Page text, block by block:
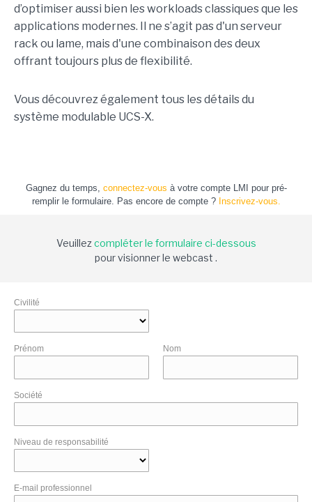
d’optimiser aussi bien les workloads classiques que les
applications modernes. Il ne s’agit pas d'un serveur
rack ou lame, mais d'une combinaison des deux
offrant toujours plus de flexibilité.
Vous découvrez également tous les détails du
système modulable UCS-X.
Gagnez du temps, connectez-vous à votre compte LMI pour pré-
remplir le formulaire. Pas encore de compte ? Inscrivez-vous.
Veuillezcompléter le formulaire ci-dessous
pour visionner le webcast .
Civilité
Prénom Nom
Société
Niveau de responsabilité
E-mail professionnel